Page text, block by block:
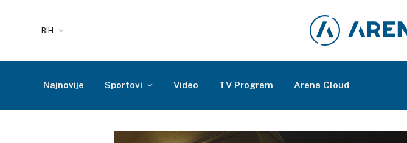
BIH
Najnovije Sportovi Video TV Program Arena Cloud